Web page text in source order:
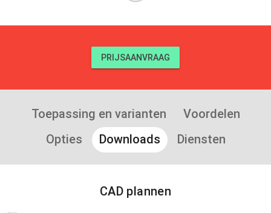
PRIJSAANVRAAG
Toepassing en varianten
Voordelen
Opties
Downloads Diensten
CAD plannen